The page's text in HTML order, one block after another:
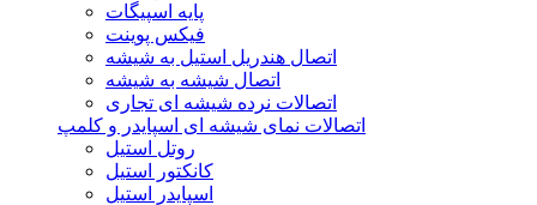
پایه اسپیگات
فیکس پوینت
اتصال هندریل استیل به شیشه
اتصال شیشه به شیشه
اتصالات نرده شیشه ای تجاری
اتصالات نمای شیشه ای اسپایدر و کلمپ
روتل استیل
کانکتور استیل
اسپایدر استیل